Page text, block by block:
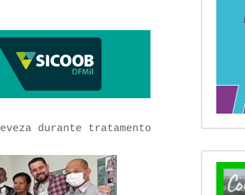
durante tratamento